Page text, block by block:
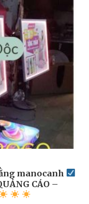
manocanh
CÁO –